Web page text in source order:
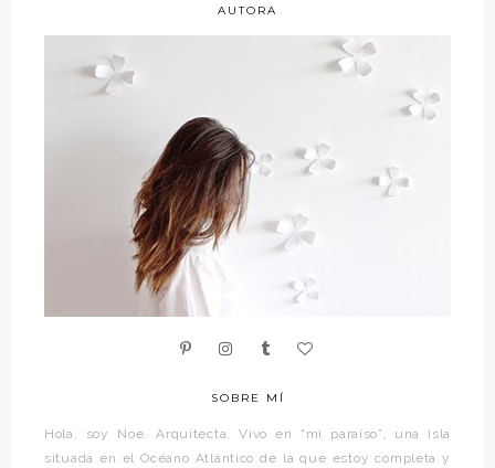
AUTORA
SOBRE MÍ
Hola, soy Noe. Arquitecta. Vivo en “mi paraíso”, una isla
situada en el Océano Atlántico de la que estoy completa y